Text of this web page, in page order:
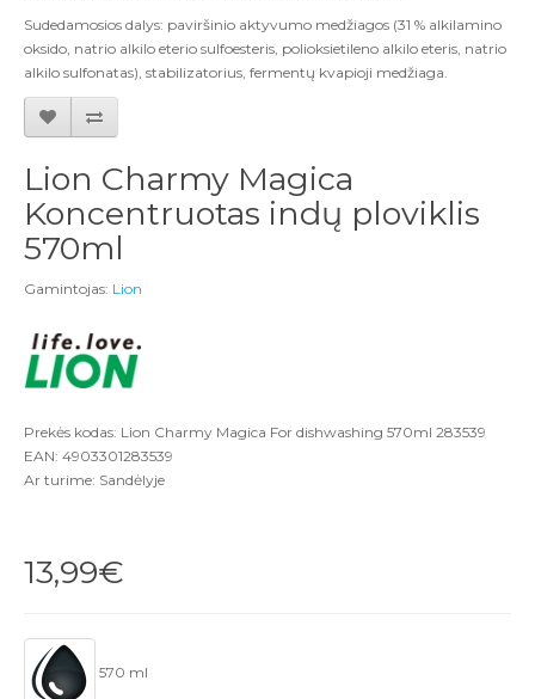
Sudedamosios dalys: paviršinio aktyvumo medžiagos (31 % alkilamino
oksido, natrio alkilo eterio sulfoesteris, polioksietileno alkilo eteris, natrio
alkilo sulfonatas), stabilizatorius, fermentų kvapioji medžiaga.
Lion Charmy Magica
Koncentruotas indų ploviklis
570ml
Gamintojas: Lion
Prekės kodas: Lion Charmy Magica For dishwashing 570ml 283539
EAN: 4903301283539
Ar turime: Sandėlyje
13,99€
570 ml